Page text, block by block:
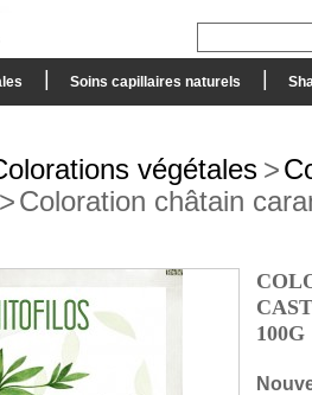
Soins capillaires naturels
végétales >
>Coloration châtain
100G